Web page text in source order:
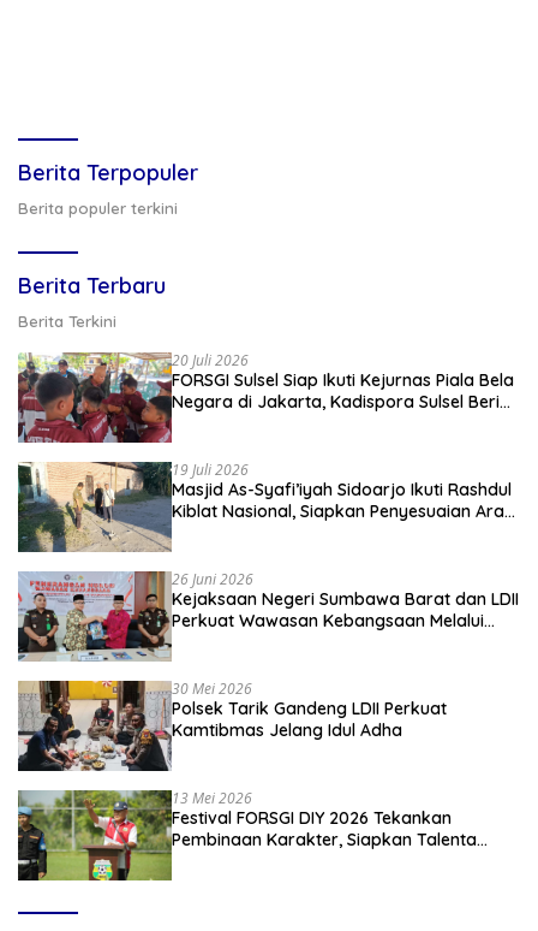
Berita Terpopuler
Berita populer terkini
Berita Terbaru
Berita Terkini
20 Juli 2026
FORSGI Sulsel Siap Ikuti Kejurnas Piala Bela
Negara di Jakarta, Kadispora Sulsel Beri
19 Juli 2026
Masjid As-Syafi’iyah Sidoarjo Ikuti Rashdul
Kiblat Nasional, Siapkan Penyesuaian Arah
26 Juni 2026
Kejaksaan Negeri Sumbawa Barat dan LDII
Perkuat Wawasan Kebangsaan Melalui
30 Mei 2026
Polsek Tarik Gandeng LDII Perkuat
Kamtibmas Jelang Idul Adha
13 Mei 2026
Festival FORSGI DIY 2026 Tekankan
Pembinaan Karakter, Siapkan Talenta